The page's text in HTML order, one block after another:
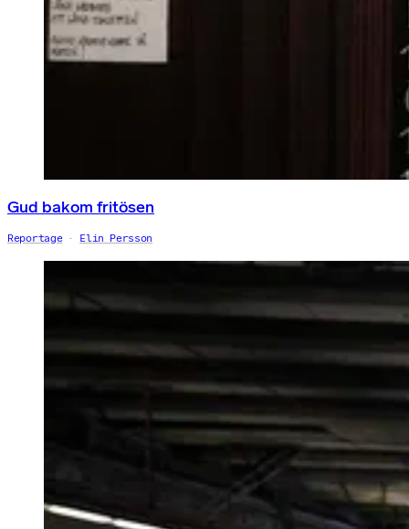
Gud bakom fritösen
Reportage Elin Persson